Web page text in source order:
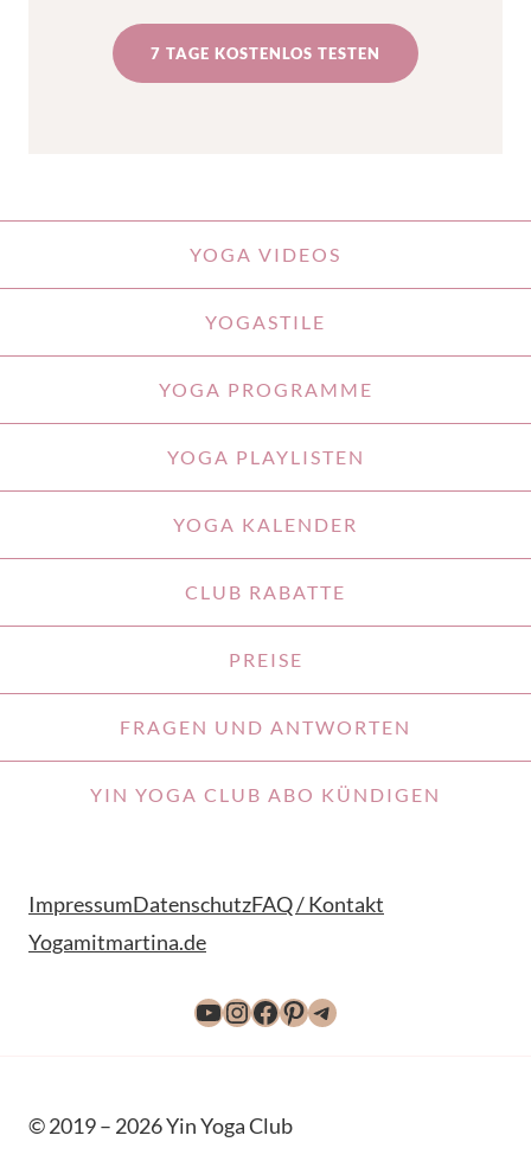
7 TAGE KOSTENLOS TESTEN
YOGA VIDEOS
YOGASTILE
YOGA PROGRAMME
YOGA PLAYLISTEN
YOGA KALENDER
CLUB RABATTE
PREISE
FRAGEN UND ANTWORTEN
YIN YOGA CLUB ABO KÜNDIGEN
ImpressumDatenschutzFAQ / Kontakt
Yogamitmartina.de
YouTube
Instagram
Facebook
Pinterest
Telegram
© 2019 – 2026 Yin Yoga Club